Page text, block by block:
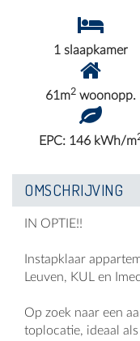
1 slaapkamer
61m2 woonopp.
EPC: 146 kWh/m
OMSCHRIJVING
IN OPTIE!!
Instapklaar
Leuven, KUL en Imec
Op zoek naar een
toplocatie, ideaal